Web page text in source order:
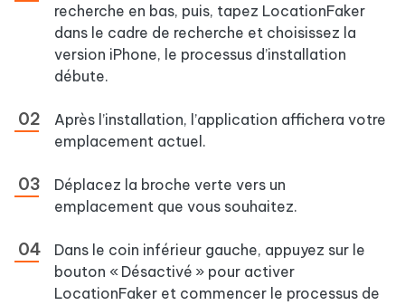
recherche en bas, puis, tapez LocationFaker
dans le cadre de recherche et choisissez la
version iPhone, le processus d’installation
débute.
Après l’installation, l’application affichera votre
emplacement actuel.
Déplacez la broche verte vers un
emplacement que vous souhaitez.
Dans le coin inférieur gauche, appuyez sur le
bouton « Désactivé » pour activer
LocationFaker et commencer le processus de